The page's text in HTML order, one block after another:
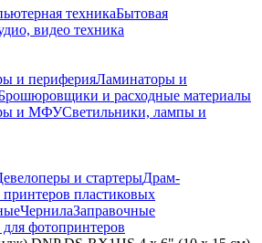
техникаБытовая
видео техника
и периферияЛаминаторы и
и расходные материалы
и МФУСветильники, лампы и
и стартерыДрам-
пластиковых
ЧернилаЗаправочные
фотопринтеров